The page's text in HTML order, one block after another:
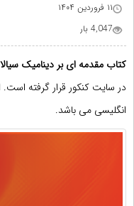
۱۱ فروردین ۱۴۰۴
4,047 بار
کتاب مقدمه ای بر دینامیک
در سایت کنکور
انگلیسی می باشد.